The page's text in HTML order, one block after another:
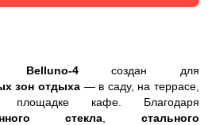
Belluno-4создан для
зон отдыха— в саду, на террасе,
кафе. Благодаря
стекла ,стального